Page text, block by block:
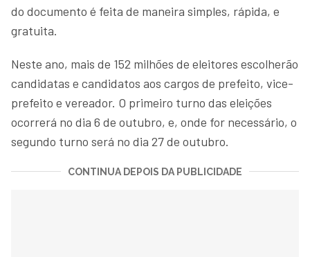
do documento é feita de maneira simples, rápida, e
gratuita.
Neste ano, mais de 152 milhões de eleitores escolherão
candidatas e candidatos aos cargos de prefeito, vice-
prefeito e vereador. O primeiro turno das eleições
ocorrerá no dia 6 de outubro, e, onde for necessário, o
segundo turno será no dia 27 de outubro.
CONTINUA DEPOIS DA PUBLICIDADE